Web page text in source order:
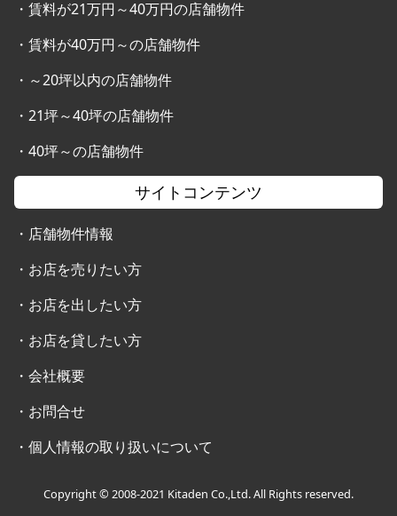
・ 賃料が21万円～40万円の店舗物件
・ 賃料が40万円～の店舗物件
・ ～20坪以内の店舗物件
・ 21坪～40坪の店舗物件
・ 40坪～の店舗物件
サイトコンテンツ
・ 店舗物件情報
・ お店を売りたい方
・ お店を出したい方
・ お店を貸したい方
・ 会社概要
・ お問合せ
・ 個人情報の取り扱いについて
Copyright © 2008-2021 Kitaden Co.,Ltd. All Rights reserved.